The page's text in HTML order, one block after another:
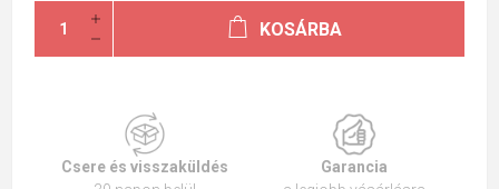
KOSÁRBA
Csere és visszaküldés
Garancia